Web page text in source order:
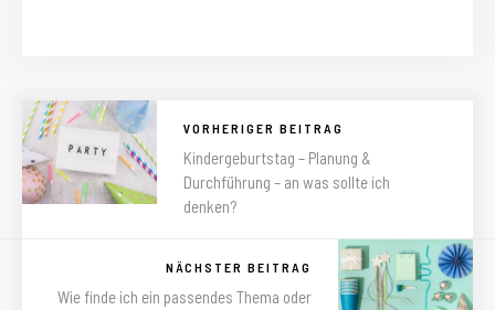
VORHERIGER BEITRAG
Kindergeburtstag – Planung &
Durchführung – an was sollte ich
denken?
NÄCHSTER BEITRAG
Wie finde ich ein passendes Thema oder